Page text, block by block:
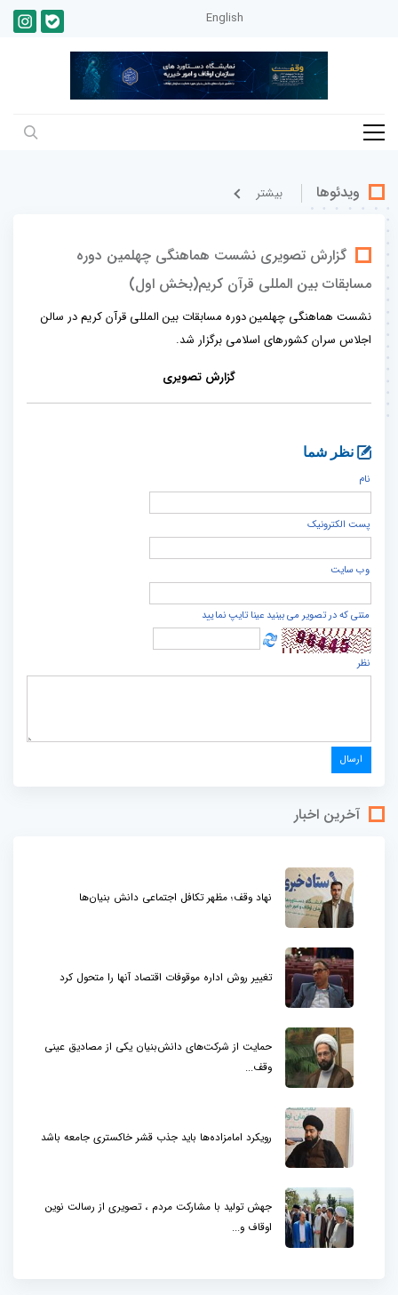
English
ویدئوها بيشتر
گزارش تصویری نشست هماهنگی چهلمین دوره
مسابقات بین المللی قرآن کریم(بخش اول)
نشست هماهنگی چهلمین دوره مسابقات بین المللی قرآن کریم در سالن
اجلاس سران کشورهای اسلامی برگزار شد.
گزارش تصویری
نظر شما
نام
پست الكترونيک
وب سایت
متنی که در تصویر می بینید عینا تایپ نمایید
نظر
آخرین اخبار
نهاد وقف؛ مظهر تکافل اجتماعی دانش بنیان‌ها
تغییر روش اداره موقوفات اقتصاد آنها را متحول کرد
حمایت از شرکت‌های دانش‌بنیان یکی از مصادیق عینی
وقف...
رویکرد امامزاده‌ها باید جذب قشر خاکستری جامعه باشد
جهش تولید با مشارکت مردم ، تصویری از رسالت نوین
اوقاف و...